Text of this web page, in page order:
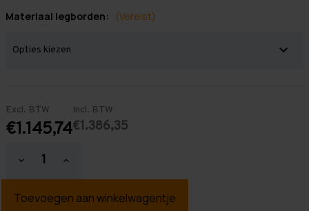
Materiaal legborden: (Vereist)
Excl. BTW
€1.145,74
Incl. BTW
€1.386,35
Hoeveelheid
verlagen
Grootvakstelling
Hoeveelheid
verhogen
Grootvakstelling